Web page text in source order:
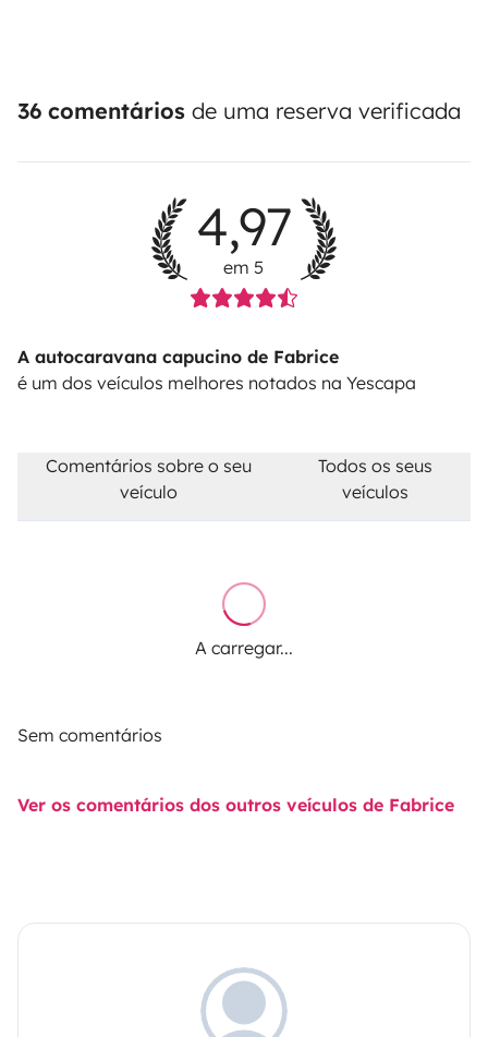
36 comentários de uma reserva verificada
4,97
em 5
A autocaravana capucino de Fabrice
é um dos veículos melhores notados na Yescapa
Comentários sobre o seu
veículo
Todos os seus
veículos
A carregar...
Sem comentários
Ver os comentários dos outros veículos de Fabrice